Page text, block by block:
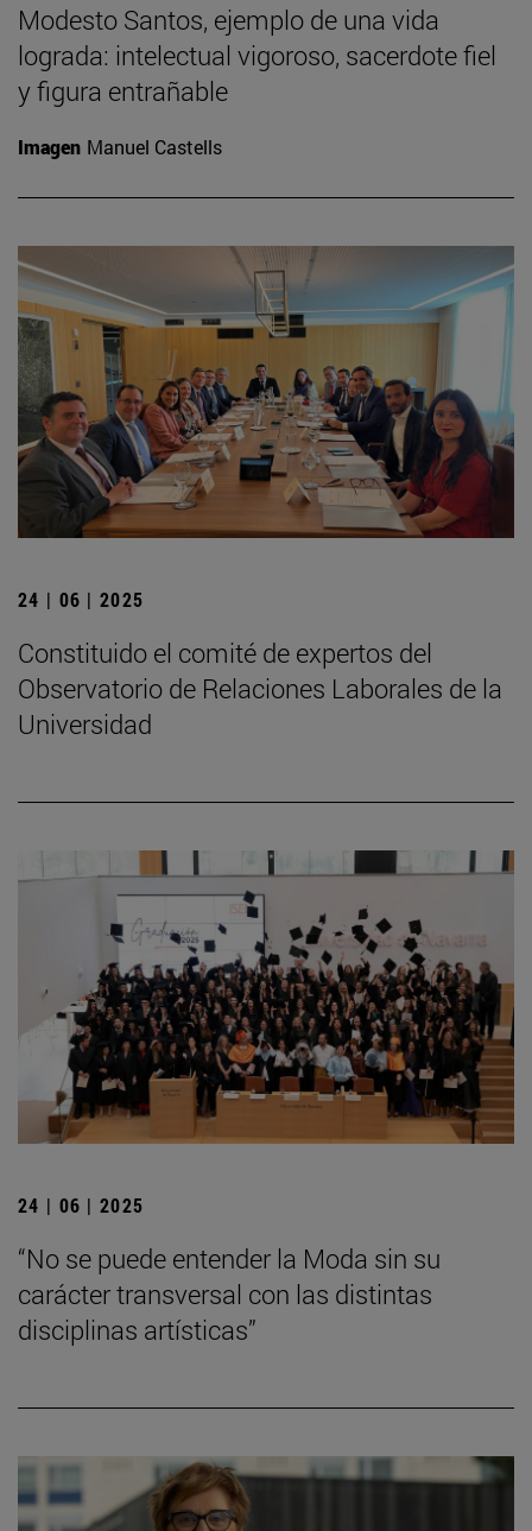
Modesto Santos, ejemplo de una vida
lograda: intelectual vigoroso, sacerdote fiel
y figura entrañable
Imagen Manuel Castells
24 | 06 | 2025
Constituido el comité de expertos del
Observatorio de Relaciones Laborales de la
Universidad
24 | 06 | 2025
“No se puede entender la Moda sin su
carácter transversal con las distintas
disciplinas artísticas”